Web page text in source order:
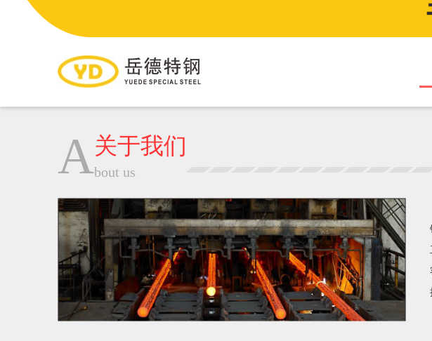
A关于我们
bout us